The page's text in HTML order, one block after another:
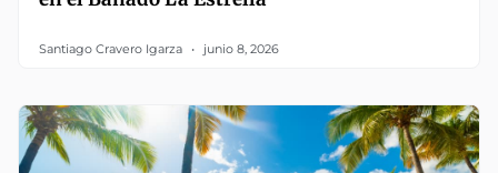
Santiago Cravero Igarza junio 8, 2026